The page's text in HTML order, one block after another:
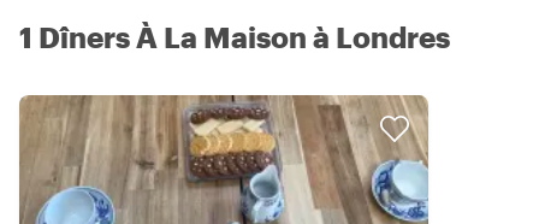
1 Dîners À La Maison à Londres